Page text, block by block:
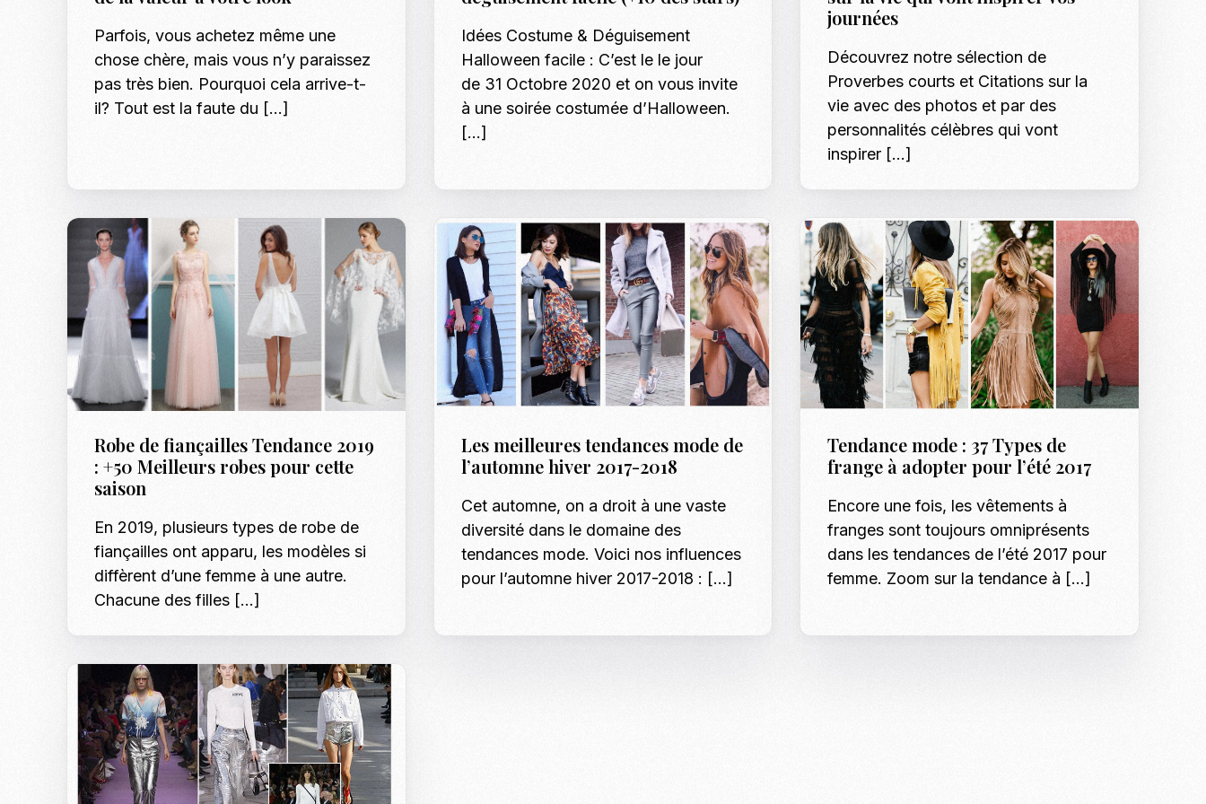
Shotify
Casting Top Model Search
Casting Mannequins, Modeles & Talents
Programmes
Séance Photo, shooting et régie photo en Tunisie
Les tendances mode
Parfois, vous achetez même une
chose chère, mais vous n’y paraissez
pas très bien. Pourquoi cela arrive-t-
il? Tout est la faute du […]
Idées Costume & Déguisement
Halloween facile : C’est le le jour
de 31 Octobre 2020 et on vous invite
à une soirée costumée d’Halloween.
[…]
journées
Découvrez notre sélection de
Proverbes courts et Citations sur la
vie avec des photos et par des
personnalités célèbres qui vont
inspirer […]
Robe de fiançailles Tendance 2019
: +50 Meilleurs robes pour cette
saison
En 2019, plusieurs types de robe de
fiançailles ont apparu, les modèles si
diffèrent d’une femme à une autre.
Chacune des filles […]
Les meilleures tendances mode de
l’automne hiver 2017-2018
Cet automne, on a droit à une vaste
diversité dans le domaine des
tendances mode. Voici nos influences
pour l’automne hiver 2017-2018 : […]
Tendance mode : 37 Types de
frange à adopter pour l’été 2017
Encore une fois, les vêtements à
franges sont toujours omniprésents
dans les tendances de l’été 2017 pour
femme. Zoom sur la tendance à […]